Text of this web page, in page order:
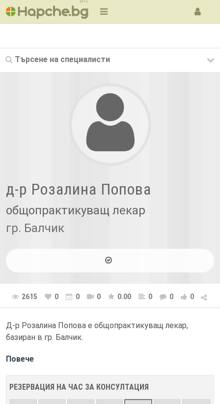
BETA
Търсене на специалисти
д-р Розалина Попова
общопрактикуващ лекар
гр. Балчик
2615 0 0 0 0.00 0 0 0
Д-р Розалина Попова е общопрактикуващ лекар,
базиран в гр. Балчик.
Повече
РЕЗЕРВАЦИЯ НА ЧАС ЗА КОНСУЛТАЦИЯ